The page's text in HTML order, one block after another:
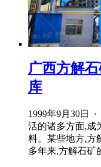
广西方解
库
1999年9月30日
活的诸多方面,成
料。某些地方,方
多年来,方解石矿